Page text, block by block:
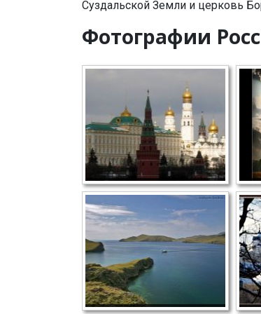
Суздальской Земли и церковь
Фотографии